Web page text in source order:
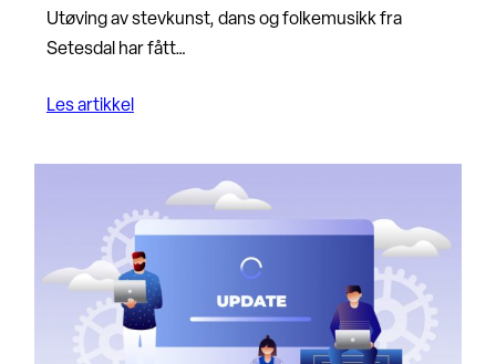
Utøving av stevkunst, dans og folkemusikk fra
Setesdal har fått…
Les artikkel